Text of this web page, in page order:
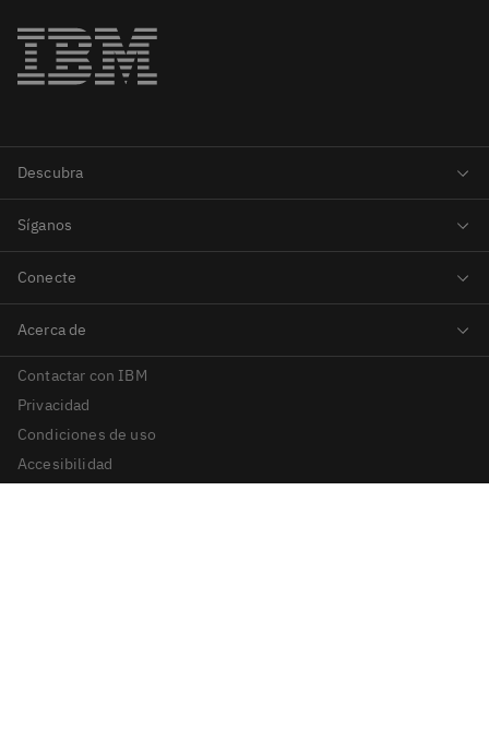
Contactar con IBM
Privacidad
Condiciones de uso
Accesibilidad